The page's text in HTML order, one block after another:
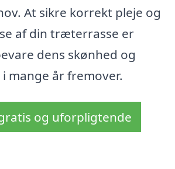
At sikre korrekt pleje og
af din træterrasse er
dens skønhed og
mange år fremover.
og uforpligtende